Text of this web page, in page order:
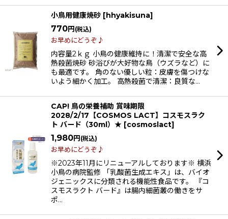
小鳥用健康焼砂 [hhyakisuna]
770円 (税込)
お早めにどうぞ♪
内容量2ｋｇ 小鳥の健康維持に！清潔で安全な高
熱殺菌焼砂 砂浴びが大好物な鳥（ウズラなど）に
も最適です。 角のない優しい粒：皮膚を傷つけな
いよう細かく加工。 高熱殺菌で清潔：良質な…
CAP! 鳥の栄養補助 賞味期限
2028/2/17【COSMOS LACT】コスモスラク
ト バード（30ml）★ [cosmoslact]
1,980円 (税込)
お早めにどうぞ♪
※2023年11月にリニューアルしております※ 横浜
小鳥の病院監修 「乳酸菌生成エキス」は、バイオ
ジェニックスに分類される機能性食品です。 『コ
スモスラクト バード』は腸内細菌叢の働きをサ
ポ…